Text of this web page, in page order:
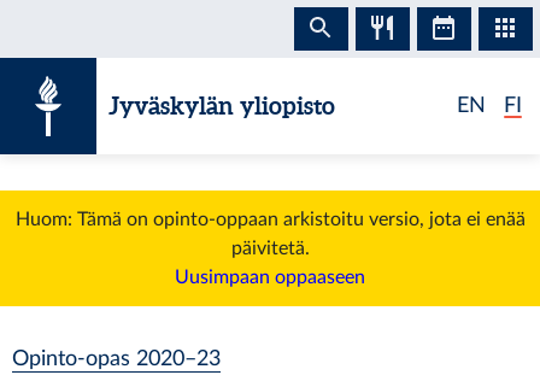
Jyväskylän yliopisto EN FI
Huom: Tämä on opinto-oppaan arkistoitu versio, jota ei enää
päivitetä.
Uusimpaan oppaaseen
Opinto-opas 2020–23